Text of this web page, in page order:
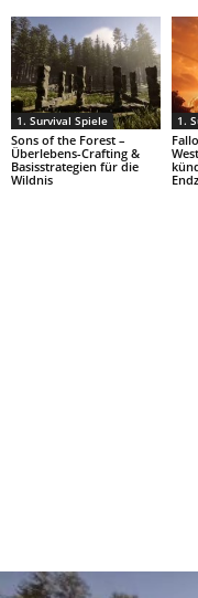
1. Survival Spiele
Sons of the Forest –
Überlebens-Crafting &
Basisstrategien für die
Wildnis
1.